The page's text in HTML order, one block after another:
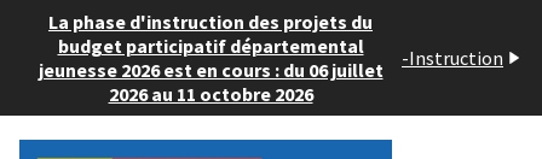
La phase d'instruction des projets du
budget participatif départemental
jeunesse 2026 est en cours : du 06 juillet
2026 au 11 octobre 2026
-Instruction